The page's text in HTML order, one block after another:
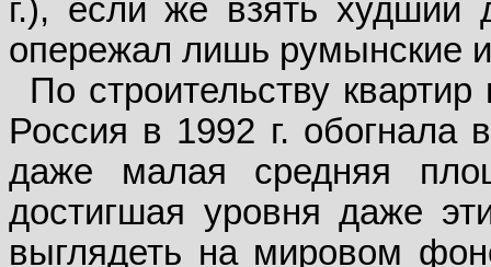
г.), если же взять худший
опережал лишь румынские и
По строительству
Россия в 1992 г. обогнала
даже малая средняя
достигшая уровня даже
выглядеть на мировом